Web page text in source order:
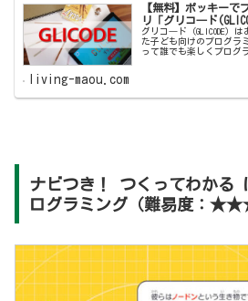
【無料】ポッキーで
リ「グリコ―ド
グリコ―ド（GLICODE）
た子ども向けのプログラ
って誰でも楽しくプログ
living-maou.com
ナビつき！ つくってわかる
ログラミング（難易度：